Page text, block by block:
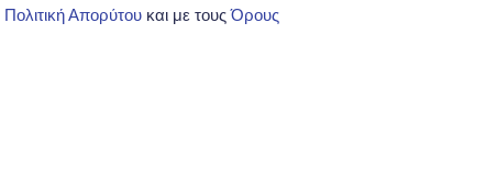
Πολιτική Απορύτου και με τουςΌρους